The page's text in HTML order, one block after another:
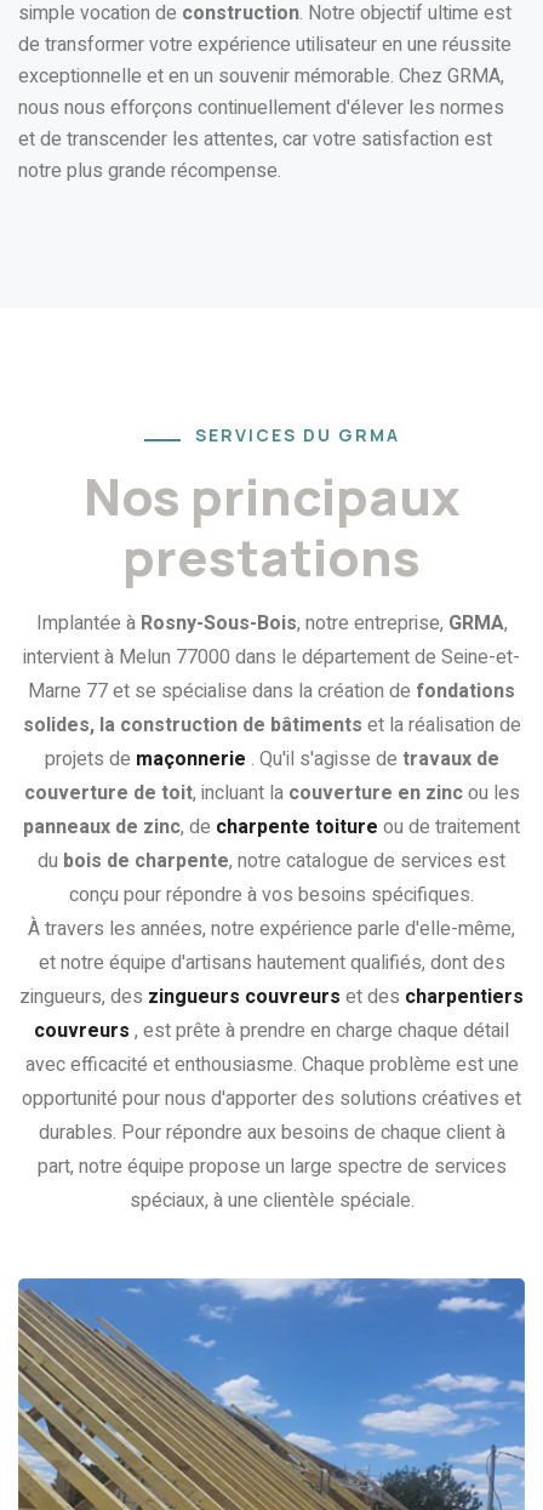
simple vocation de construction. Notre objectif ultime est
de transformer votre expérience utilisateur en une réussite
exceptionnelle et en un souvenir mémorable. Chez GRMA,
nous nous efforçons continuellement d'élever les normes
et de transcender les attentes, car votre satisfaction est
notre plus grande récompense.
SERVICES DU GRMA
Nos principaux
prestations
Implantée à Rosny-Sous-Bois, notre entreprise, GRMA,
intervient à Melun 77000 dans le département de Seine-et-
Marne 77 et se spécialise dans la création de fondations
solides, la construction de bâtiments et la réalisation de
projets de maçonnerie . Qu'il s'agisse de travaux de
couverture de toit, incluant la couverture en zincou les
panneaux de zinc, de charpente toiture ou de traitement
du bois de charpente, notre catalogue de services est
conçu pour répondre à vos besoins spécifiques.
À travers les années, notre expérience parle d'elle-même,
et notre équipe d'artisans hautement qualifiés, dont des
zingueurs, des zingueurs couvreurs et des charpentiers
couvreurs , est prête à prendre en charge chaque détail
avec efficacité et enthousiasme. Chaque problème est une
opportunité pour nous d'apporter des solutions créatives et
durables. Pour répondre aux besoins de chaque client à
part, notre équipe propose un large spectre de services
spéciaux, à une clientèle spéciale.